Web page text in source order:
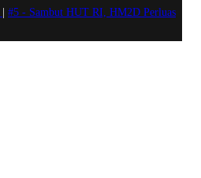
#5 - Sambut HUT RI, HM2D Perluas